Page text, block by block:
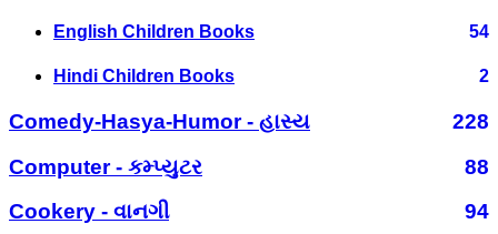
English Children Books 54
Hindi Children Books 2
Comedy-Hasya-Humor - હાસ્ય
228
Computer - કમ્પ્યુટર
88
Cookery - વાનગી
94